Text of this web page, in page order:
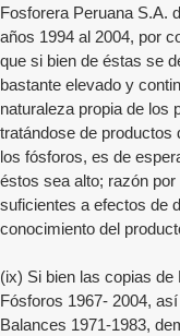
Fosforera Peruana S.A.
años 1994 al 2004, por
que si bien de éstas se
bastante elevado y
naturaleza propia de los
tratándose de
los fósforos, es de
éstos sea alto; razón
suficientes a efectos de
conocimiento del
(ix) Si bien las copias
Fósforos 1967- 2004,
Balances 1971-1983,